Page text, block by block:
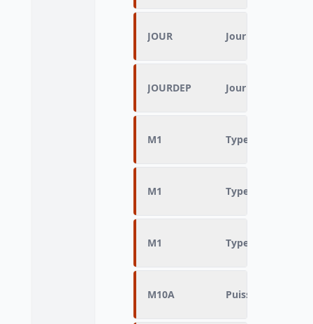
JOUR Jour des
JOURDEP Jour des
M1 Type d'habitat
M1 Type d'habitat
M1 Type d'habitat
M10A Puissance fiscale